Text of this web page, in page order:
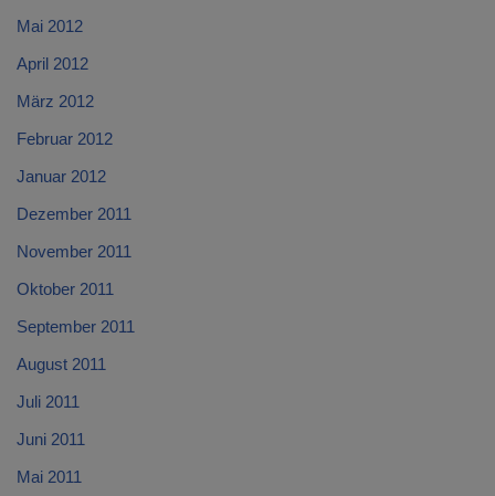
Mai 2012
April 2012
März 2012
Februar 2012
Januar 2012
Dezember 2011
November 2011
Oktober 2011
September 2011
August 2011
Juli 2011
Juni 2011
Mai 2011